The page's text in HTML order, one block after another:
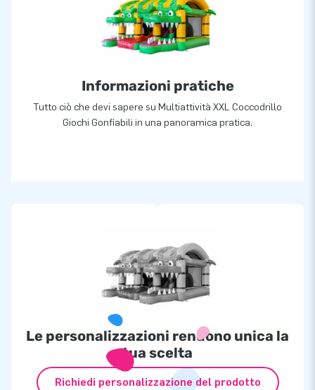
professionale e consegna. Ci chiamano anche creators of
Informazioni pratiche
Tutto ciò che devi sapere su Multiattività XXL Coccodrillo
Giochi Gonfiabili in una panoramica pratica.
Le personalizzazioni rendono unica la
tua scelta
Richiedi personalizzazione del prodotto